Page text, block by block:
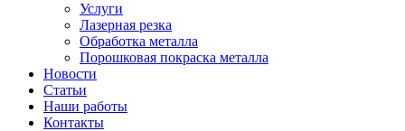
Услуги
Лазерная резка
Обработка металла
Порошковая покраска металла
Новости
Статьи
Наши работы
Контакты